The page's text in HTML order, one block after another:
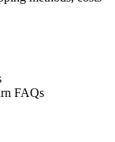
FAQs